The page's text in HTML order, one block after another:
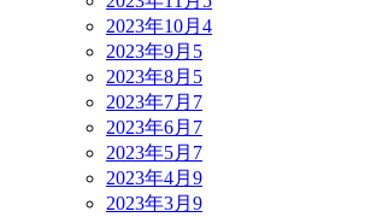
2023年10月 4
2023年9月 5
2023年8月 5
2023年7月 7
2023年6月 7
2023年5月 7
2023年4月 9
2023年3月 9